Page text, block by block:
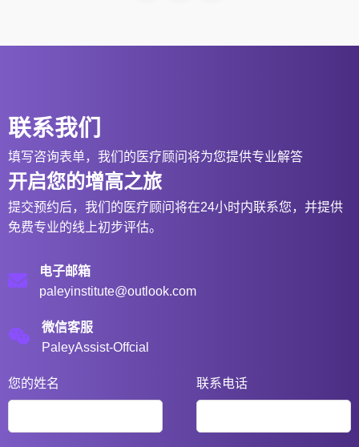
联系我们
填写咨询表单，我们的医疗顾问将为您提供专业解答
开启您的增高之旅
提交预约后，我们的医疗顾问将在24小时内联系您，并提供
免费专业的线上初步评估。
电子邮箱
paleyinstitute@outlook.com
微信客服
PaleyAssist-Offcial
您的姓名 联系电话